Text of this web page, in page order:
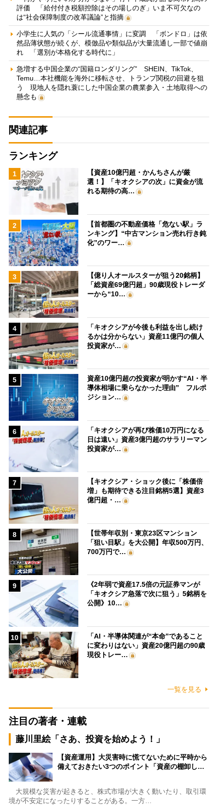
評価 「給付付き税額控除はその場しのぎ」いま不可欠なの
は“社会保障制度の改革議論”と指摘
小学生に人気の「シール流通事情」に変調 「ボンドロ」は依
然品薄状態が続くが、模倣品や類似品が大量流通し一部で値崩
れ 「選別が本格化する時代に」
急増する中国企業の“国籍ロンダリング” SHEIN、TikTok、
Temu…本社機能を海外に移転させ、トランプ関税の回避を狙
う 現地人を隠れ蓑にした中国企業の農業参入・土地取得への
懸念も
関連記事
ランキング
1
【資産10億円超・かんちさんが厳
選！】「キオクシアの次」に資金が流
れる期待の高…
2
【首都圏の不動産価格「危ない駅」ラ
ンキング】“中古マンション売れ行き鈍
化”のワー…
3
【億り人オールスターが狙う20銘柄】
「総資産69億円超」90歳現役トレーダ
ーから“10…
4
「キオクシアが今後も利益を出し続け
るかは分からない」資産11億円の個人
投資家が…
5
資産10億円超の投資家が明かす“AI・半
導体相場に乗らなかった理由” フルポ
ジション…
6
「キオクシアが再び株価10万円になる
日は遠い」資産3億円超のサラリーマン
投資家が…
7
【キオクシア・ショック後に「株価倍
増」も期待できる注目銘柄5選】資産3
億円超・…
8
【世帯年収別・東京23区マンション
「狙い目駅」を大公開】年収500万円、
700万円で…
9
《2年弱で資産17.5倍の元証券マンが
「キオクシア急落で次に狙う」5銘柄を
公開》10…
10
「AI・半導体関連が“本命”であること
に変わりはない」資産20億円超の90歳
現役トレー…
一覧を見る
注目の著者・連載
藤川里絵「さあ、投資を始めよう！」
【資産運用】大災害時に慌てないために平時から
備えておきたい3つのポイント「資産の棚卸し…
大規模な災害が起きると、株式市場が大きく動いたり、取引環
境が不安定になったりすることがある。一方…